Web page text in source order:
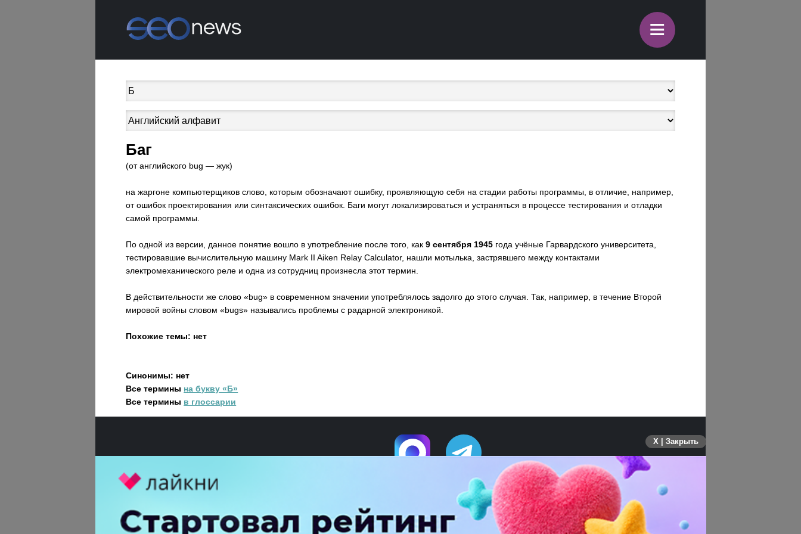
≡
Баг
(от английского bug — жук)
на жаргоне компьютерщиков слово, которым обозначают ошибку, проявляющую себя на стадии работы программы, в отличие, например,
от ошибок проектирования или синтаксических ошибок. Баги могут локализироваться и устраняться в процессе тестирования и отладки
самой программы.
По одной из версии, данное понятие вошло в употребление после того, как9 сентября 1945 года учёные Гарвардского университета,
тестировавшие вычислительную машину Mark II Aiken Relay Calculator, нашли мотылька, застрявшего между контактами
электромеханического реле и одна из сотрудниц произнесла этот термин.
В действительности же слово «bug» в современном значении употреблялось задолго до этого случая. Так, например, в течение Второй
мировой войны словом «bugs» назывались проблемы с радарной электроникой.
Похожие темы: нет
Синонимы: нет
Все термины на букву «Б»
Все термины в глоссарии
X | Закрыть
ПЕРЕЙТИ НА ПОЛНУЮ ВЕРСИЮ
© SEOnews.ru Все права защищены. 2026